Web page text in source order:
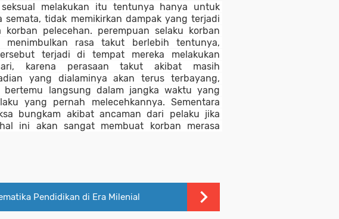
seksual melakukan itu tentunya hanya untuk
semata, tidak memikirkan dampak yang terjadi
korban pelecehan. perempuan selaku korban
menimbulkan rasa takut berlebih tentunya,
terjadi di tempat mereka melakukan
karena perasaan takut akibat masih
yang dialaminya akan terus terbayang,
langsung dalam jangka waktu yang
yang pernah melecehkannya. Sementara
bungkam akibat ancaman dari pelaku jika
ini akan sangat membuat korban merasa
Pendidikan di Era Milenial